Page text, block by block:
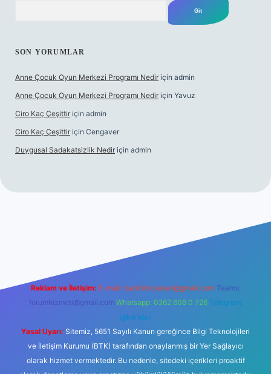
SON YORUMLAR
Anne Çocuk Oyun Merkezi Programı Nedir için admin
Anne Çocuk Oyun Merkezi Programı Nedir için Yavuz
Ciro Kaç Çeşittir için admin
Ciro Kaç Çeşittir için Cengaver
Duygusal Sadakatsizlik Nedir için admin
Reklam ve İletişim: E-mail: backlinkpaneli@gmail.com Teams:
forumhizmeti@gmail.com Whatsapp: 0262 606 0 726 Telegram:
@karabul
Yasal Uyarı: Sitemiz, 5651 Sayılı Kanun gereğince Bilgi Teknolojileri
ve İletişim Kurumu (BTK) tarafından onaylanmış bir Yer Sağlayıcı
olarak hizmet vermektedir. Bu nedenle, sitedeki içerikleri proaktif